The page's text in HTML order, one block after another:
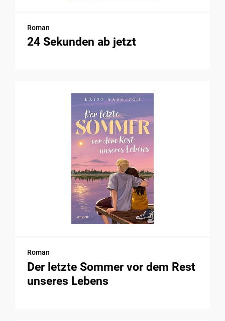
Roman
24 Sekunden ab jetzt
Roman
Der letzte Sommer vor dem Rest
unseres Lebens